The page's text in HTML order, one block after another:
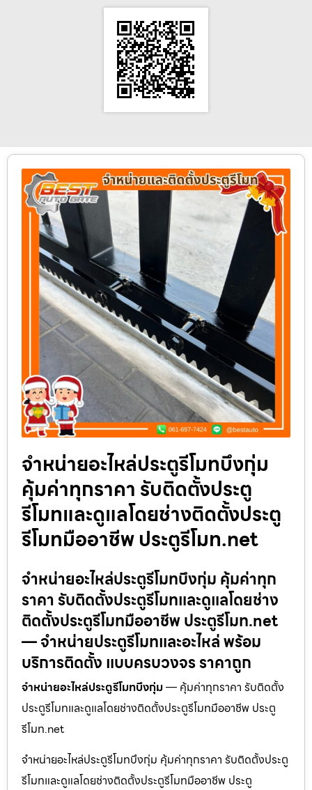
จำหน่ายอะไหล่ประตูรีโมทบึงกุ่ม
คุ้มค่าทุกราคา รับติดตั้งประตู
รีโมทและดูแลโดยช่างติดตั้งประตู
รีโมทมืออาชีพ ประตูรีโมท.net
จำหน่ายอะไหล่ประตูรีโมทบึงกุ่ม คุ้มค่าทุก
ราคา รับติดตั้งประตูรีโมทและดูแลโดยช่าง
ติดตั้งประตูรีโมทมืออาชีพ ประตูรีโมท.net
— จำหน่ายประตูรีโมทและอะไหล่ พร้อม
บริการติดตั้ง แบบครบวงจร ราคาถูก
จำหน่ายอะไหล่ประตูรีโมทบึงกุ่ม— คุ้มค่าทุกราคา รับติดตั้ง
ประตูรีโมทและดูแลโดยช่างติดตั้งประตูรีโมทมืออาชีพ ประตู
รีโมท.net
จำหน่ายอะไหล่ประตูรีโมทบึงกุ่ม คุ้มค่าทุกราคา รับติดตั้งประตู
รีโมทและดูแลโดยช่างติดตั้งประตูรีโมทมืออาชีพ ประตู